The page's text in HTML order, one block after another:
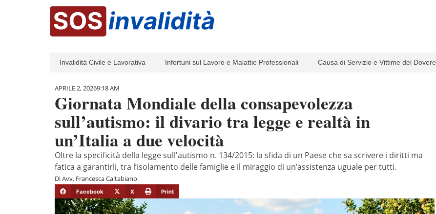
Invalidità Civile e Lavorativa Infortuni sul Lavoro e Malattie Professionali Causa di Servizio e Vittime del Dovere
APRILE 2, 20269:18 AM
Giornata Mondiale della consapevolezza
sull’autismo: il divario tra legge e realtà in
un’Italia a due velocità
Oltre la specificità della legge sull'autismo n. 134/2015: la sfida di un Paese che sa scrivere i diritti ma
fatica a garantirli, tra l’isolamento delle famiglie e il miraggio di un’assistenza uguale per tutti.
DiAvv. Francesca Caltabiano
Facebook X Print